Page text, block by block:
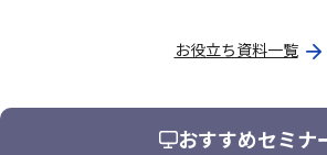
お役立ち資料一覧
おすすめセミナ